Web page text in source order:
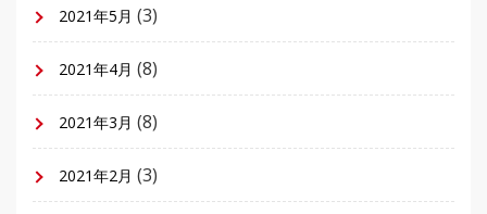
2021年5月 (3)
2021年4月 (8)
2021年3月 (8)
2021年2月 (3)